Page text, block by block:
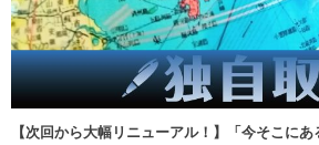
【次回から大幅リニューアル！】「今そこに